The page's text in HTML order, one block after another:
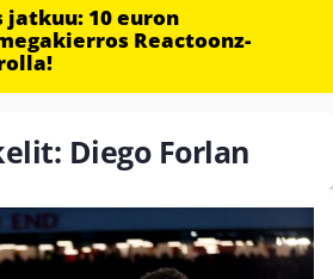
jatkuu: 10 euron
Reactoonz-
Diego Forlan